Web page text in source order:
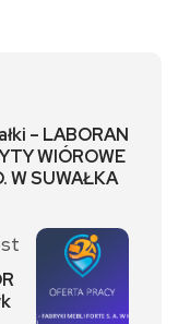
– LABORAN
WIÓROWE
W SUWAŁKA